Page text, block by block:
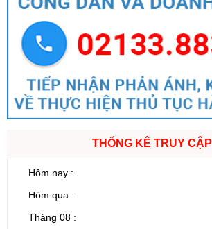
THỐNG KÊ TRUY CẬP
Hôm nay :
Hôm qua :
Tháng 08 :